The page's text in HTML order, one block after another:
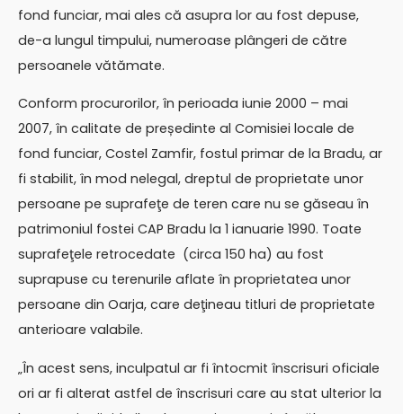
fond funciar, mai ales că asupra lor au fost depuse,
de-a lungul timpului, numeroase plângeri de către
persoanele vătămate.
Conform procurorilor, în perioada iunie 2000 – mai
2007, în calitate de președinte al Comisiei locale de
fond funciar, Costel Zamfir, fostul primar de la Bradu, ar
fi stabilit, în mod nelegal, dreptul de proprietate unor
persoane pe suprafeţe de teren care nu se găseau în
patrimoniul fostei CAP Bradu la 1 ianuarie 1990. Toate
suprafeţele retrocedate (circa 150 ha) au fost
suprapuse cu terenurile aflate în proprietatea unor
persoane din Oarja, care deţineau titluri de proprietate
anterioare valabile.
„În acest sens, inculpatul ar fi întocmit înscrisuri oficiale
ori ar fi alterat astfel de înscrisuri care au stat ulterior la